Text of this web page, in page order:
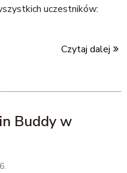
uczestników:
Czytaj dalej
Buddy w